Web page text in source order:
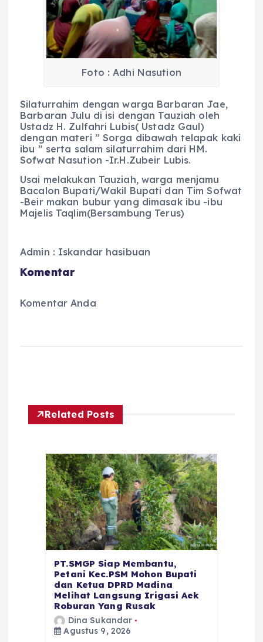
Foto : Adhi Nasution
Silaturrahim dengan warga Barbaran Jae,
Barbaran Julu di isi dengan Tauziah oleh
Ustadz H. Zulfahri Lubis( Ustadz Gaul)
dengan materi ” Sorga dibawah telapak kaki
ibu ” serta salam silaturrahim dari HM.
Sofwat Nasution -Ir.H.Zubeir Lubis.
Usai melakukan Tauziah, warga menjamu
Bacalon Bupati/Wakil Bupati dan Tim Sofwat
-Beir makan bubur yang dimasak ibu -ibu
Majelis Taqlim(Bersambung Terus)
Admin : Iskandar hasibuan
Komentar
Komentar Anda
Related Posts
PT.SMGP Siap Membantu,
Petani Kec.PSM Mohon Bupati
dan Ketua DPRD Madina
Melihat Langsung Irigasi Aek
Roburan Yang Rusak
Dina Sukandar
Agustus 9, 2026